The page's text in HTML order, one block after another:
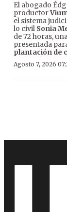
El abogado
productor
el sistema
lo civil Sonia
de 72 horas,
presentada
plantación de
Agosto 7, 2026